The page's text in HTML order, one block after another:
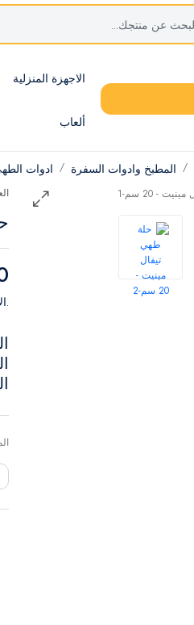
الاجهزة المنزلية
ألعاب
المطبخ وادوات السفرة ادوات